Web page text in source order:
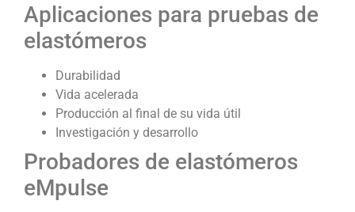
Aplicaciones para pruebas de
elastómeros
Durabilidad
Vida acelerada
Producción al final de su vida útil
Investigación y desarrollo
Probadores de elastómeros
eMpulse